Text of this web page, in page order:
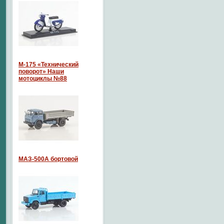
М-175 «Технический
поворот» Наши
мотоциклы №88
МАЗ-500А бортовой